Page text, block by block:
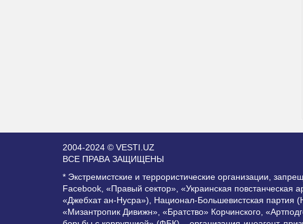
2004-2024 © VESTI.UZ
ВСЕ ПРАВА ЗАЩИЩЕНЫ
* Экстремистские и террористические организации,
Facebook, «Правый сектор», «Украинская
«Джебхат ан-Нусра»), Национал-Большевистская
«Мизантропик Дивижн», «Братство» Корчинского,